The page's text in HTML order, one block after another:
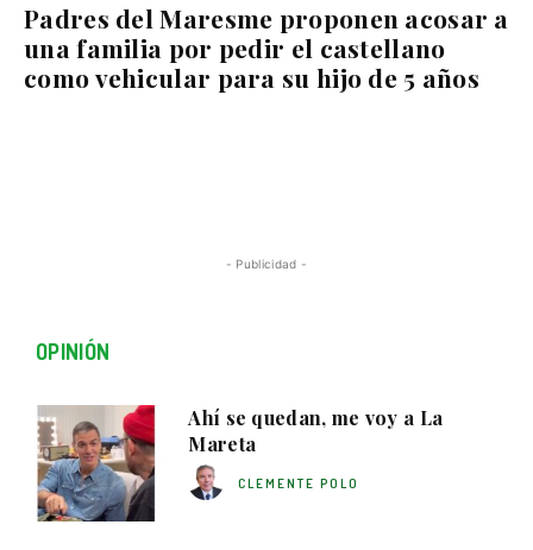
Padres del Maresme proponen acosar a
una familia por pedir el castellano
como vehicular para su hijo de 5 años
- Publicidad -
OPINIÓN
Ahí se quedan, me voy a La
Mareta
CLEMENTE POLO